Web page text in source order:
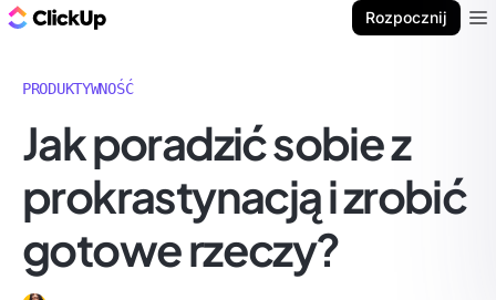
Rozpocznij
PRODUKTYWNOŚĆ
Jak poradzić sobie z
prokrastynacją i zrobić
gotowe rzeczy?